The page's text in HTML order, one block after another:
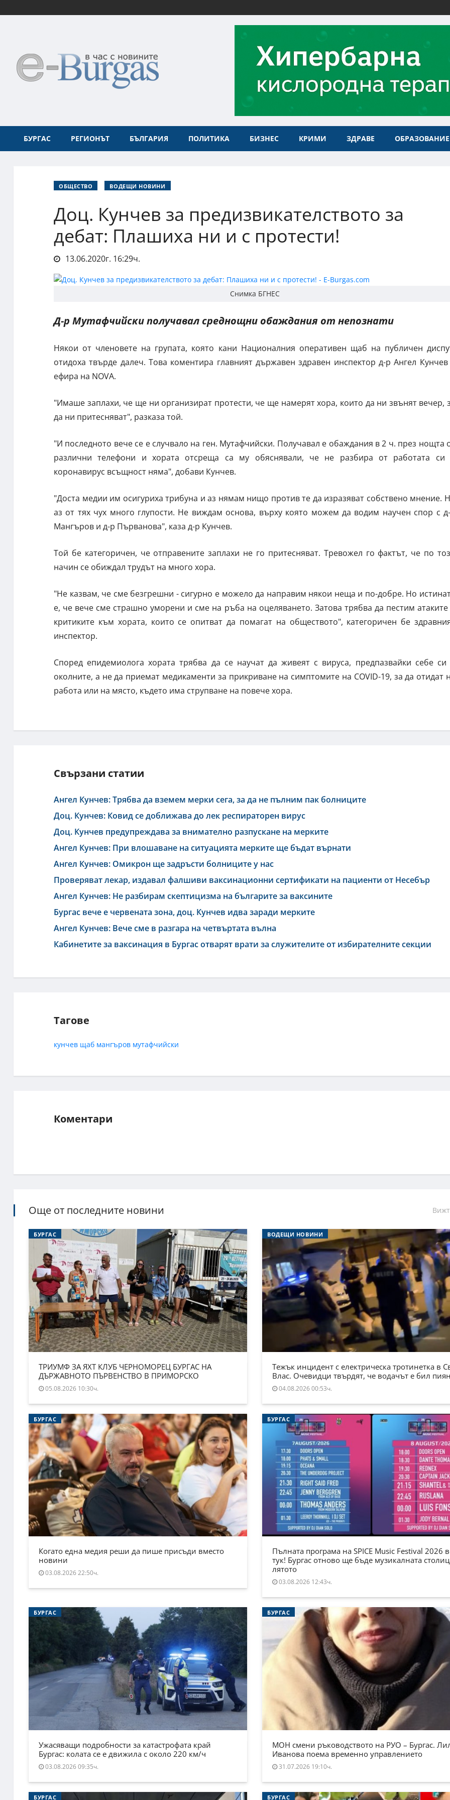
БУРГАС РЕГИОНЪТ БЪЛГАРИЯ ПОЛИТИКА БИЗНЕС КРИМИ ЗДРАВЕ ОБРАЗОВАНИЕ
ОБЩЕСТВО ВОДЕЩИ НОВИНИ
Доц. Кунчев за предизвикателството за
дебат: Плашиха ни и с протести!
13.06.2020г. 16:29ч.
Снимка БГНЕС
Д-р Мутафчийски получавал среднощни обаждания от непознати
Някои от членовете на групата, която кани Националния оперативен щаб на публичен
отидоха твърде далеч. Това коментира главният държавен здравен инспектор д-р Ангел
ефира на NOVA.
"Имаше заплахи, че ще ни организират протести, че ще намерят хора, които да ни звънят вечер,
да ни притесняват", разказа той.
"И последното вече се е случвало на ген. Мутафчийски. Получавал е обаждания в 2 ч. през нощта
различни телефони и хората отсреща са му обяснявали, че не разбира от работата си
коронавирус всъщност няма", добави Кунчев.
"Доста медии им осигуриха трибуна и аз нямам нищо против те да изразяват собствено мнение.
аз от тях чух много глупости. Не виждам основа, върху която можем да водим научен спор с
Мангъров и д-р Първанова", каза д-р Кунчев.
Той бе категоричен, че отправените заплахи не го притесняват. Тревожел го фактът, че по
начин се обиждал трудът на много хора.
"Не казвам, че сме безгрешни - сигурно е можело да направим някои неща и по-добре. Но
е, че вече сме страшно уморени и сме на ръба на оцеляването. Затова трябва да пестим
критиките към хората, които се опитват да помагат на обществото", категоричен бе
инспектор.
Според епидемиолога хората трябва да се научат да живеят с вируса, предпазвайки себе
околните, а не да приемат медикаменти за прикриване на симптомите на COVID-19, за да отидат
работа или на място, където има струпване на повече хора.
Свързани статии
Ангел Кунчев: Трябва да вземем мерки сега, за да не пълним пак болниците
Доц. Кунчев: Ковид се доближава до лек респираторен вирус
Доц. Кунчев предупреждава за внимателно разпускане на мерките
Ангел Кунчев: При влошаване на ситуацията мерките ще бъдат върнати
Ангел Кунчев: Омикрон ще задръсти болниците у нас
Проверяват лекар, издавал фалшиви ваксинационни сертификати на пациенти от Несебър
Ангел Кунчев: Не разбирам скептицизма на българите за ваксините
Бургас вече е червената зона, доц. Кунчев идва заради мерките
Ангел Кунчев: Вече сме в разгара на четвъртата вълна
Кабинетите за ваксинация в Бургас отварят врати за служителите от избирателните секции
Тагове
кунчев щаб мангъров мутафчийски
Коментари
Още от последните новини
БУРГАС
ТРИУМФ ЗА ЯХТ КЛУБ ЧЕРНОМОРЕЦ БУРГАС НА
ДЪРЖАВНОТО ПЪРВЕНСТВО В ПРИМОРСКО
05.08.2026 10:30ч.
ВОДЕЩИ НОВИНИ
Тежък инцидент с електрическа тротинетка в
Влас. Очевидци твърдят, че водачът е бил
04.08.2026 00:53ч.
БУРГАС
Когато една медия реши да пише присъди вместо
новини
03.08.2026 22:50ч.
БУРГАС
Пълната програма на SPICE Music Festival 2026
тук! Бургас отново ще бъде музикалната
лятото
03.08.2026 12:43ч.
БУРГАС
Ужасяващи подробности за катастрофата край
Бургас: колата се е движила с около 220 км/ч
03.08.2026 09:35ч.
БУРГАС
МОН смени ръководството на РУО – Бургас.
Иванова поема временно управлението
31.07.2026 19:10ч.
БУРГАС БУРГАС